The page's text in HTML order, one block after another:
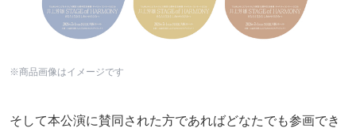
※商品画像はイメージです
そして本公演に賛同された方であればどなたでも参画でき